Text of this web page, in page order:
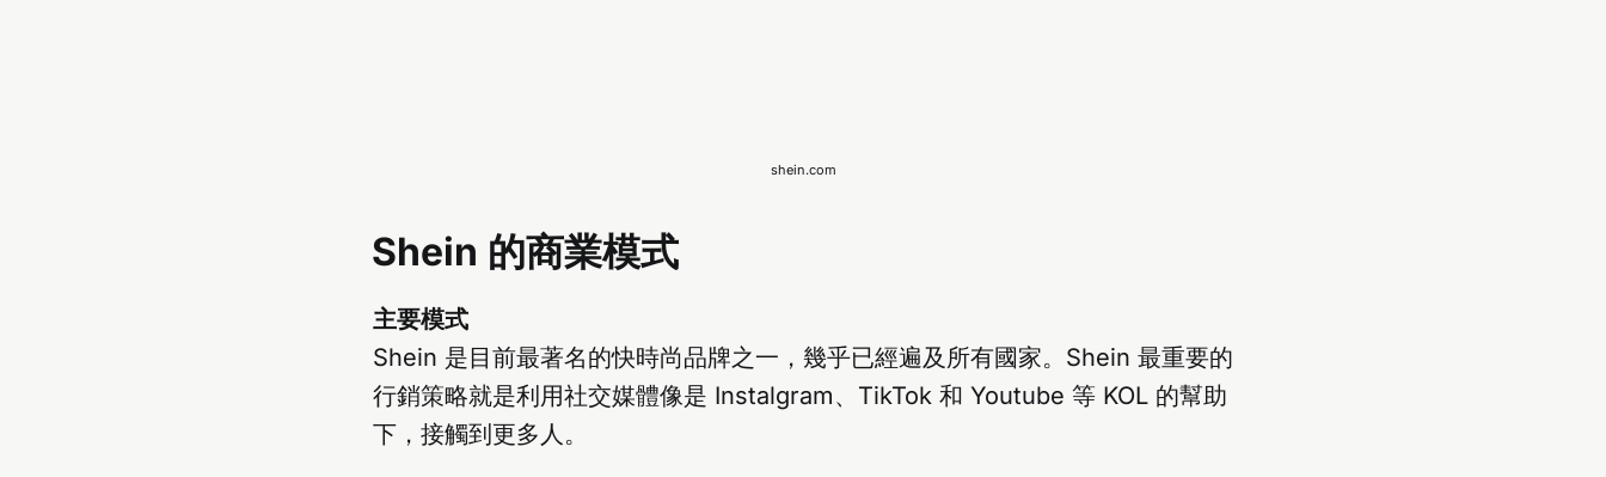
shein.com
Shein 的商業模式
主要模式
Shein 是目前最著名的快時尚品牌之一，幾乎已經遍及所有國家。Shein 最重要的
行銷策略就是利用社交媒體像是 Instalgram、TikTok 和 Youtube 等 KOL 的幫助
下，接觸到更多人。